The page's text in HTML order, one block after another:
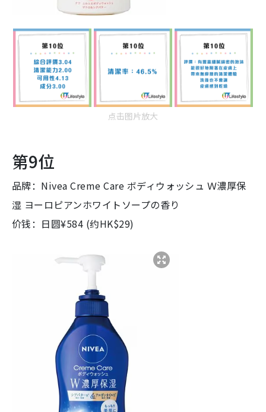
点击图片放大
第9位
品牌：Nivea Creme Care ボディウォッシュ Ｗ濃厚保
湿 ヨーロピアンホワイトソープの香り
价钱：日圆¥584 (约HK$29)